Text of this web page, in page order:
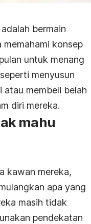
bermain
memahami konsep
untuk menang
menyusun
atau membeli belah
diri mereka.
mahu
kawan mereka,
apa yang
masih tidak
pendekatan